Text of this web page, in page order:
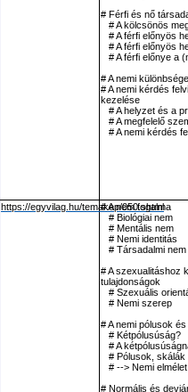
# Férfi és nő
# A kölcsönös
# A férfi előnyös
# A férfi előnyös
# A férfi előnye a
# A nemi
# A nemi kérdés
kezelése
# A helyzet és a
# A megfelelő
# A nemi kérdés
https://egyvilag.hu/temakep/050.shtml
# A nem fogalma
# Biológiai nem
# Mentális nem
# Nemi identitás
# Társadalmi nem
# A szexualitáshoz
tulajdonságok
# Szexuális
# Nemi szerep
# A nemi pólusok
# Kétpólusúság?
# A
# Pólusok, skálák
# --> Nemi
# Normális és